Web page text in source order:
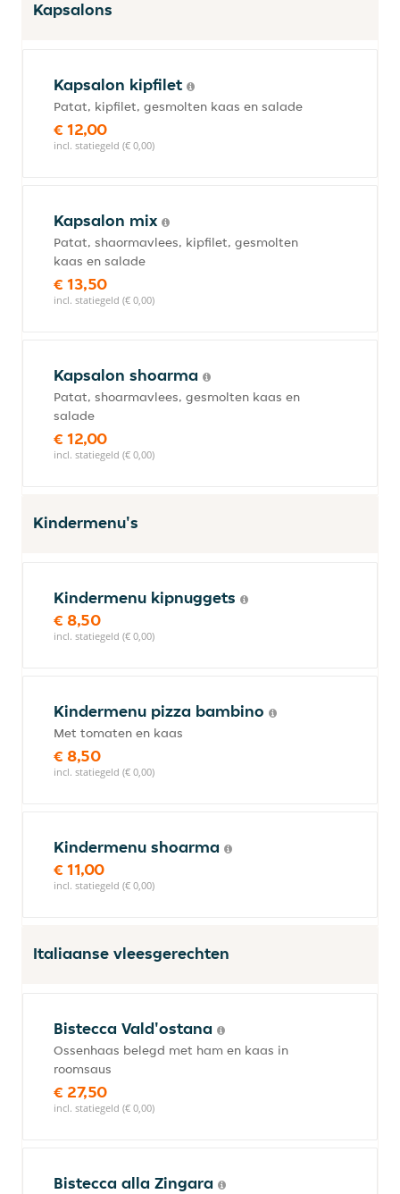
Kapsalons
Kapsalon kipfilet
Patat, kipfilet, gesmolten kaas en salade
€ 12,00
incl. statiegeld (€ 0,00)
Kapsalon mix
Patat, shaormavlees, kipfilet, gesmolten
kaas en salade
€ 13,50
incl. statiegeld (€ 0,00)
Kapsalon shoarma
Patat, shoarmavlees, gesmolten kaas en
salade
€ 12,00
incl. statiegeld (€ 0,00)
Kindermenu's
Kindermenu kipnuggets
€ 8,50
incl. statiegeld (€ 0,00)
Kindermenu pizza bambino
Met tomaten en kaas
€ 8,50
incl. statiegeld (€ 0,00)
Kindermenu shoarma
€ 11,00
incl. statiegeld (€ 0,00)
Italiaanse vleesgerechten
Bistecca Vald'ostana
Ossenhaas belegd met ham en kaas in
roomsaus
€ 27,50
incl. statiegeld (€ 0,00)
Bistecca alla Zingara